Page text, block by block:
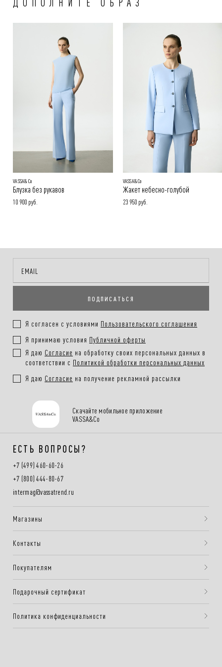
Онлайн-оплата на сайте, наличными или картой при получении
Подробнее в разделеПокупателям.
ближайшее время.
VASSA&Co
Блузка без рукавов
10 900 руб.
VASSA&Co
Жакет небесно-голубой
23 950 руб.
ПОДПИСАТЬСЯ
Я согласен с условиями Пользовательского соглашения
Я принимаю условия Публичной оферты
Я даю Согласие на обработку своих персональных данных в
соответствии с Политикой обработки персональных данных
Я даю Согласие на получение рекламной рассылки
Скачайте мобильное приложение
VASSA&Co
ЕСТЬ ВОПРОСЫ?
+7 (499) 460-60-26
+7 (800) 444-80-67
intermag@vassatrend.ru
Магазины
Контакты
Покупателям
Подарочный сертификат
Политика конфиденциальности